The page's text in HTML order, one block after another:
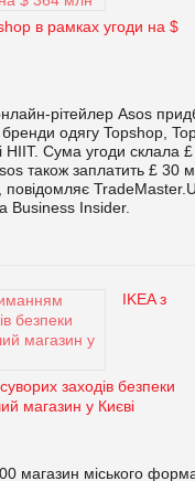
в рамках угоди на $
рітейлер Asos
одягу Topshop,
HIIT. Сума угоди склала
також заплатить £ 30
повідомляє
Business Insider.
IKEA з
заходів безпеки
магазин у Києві
магазин міського